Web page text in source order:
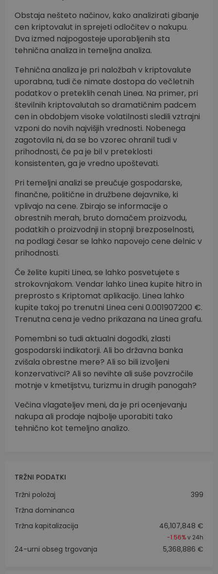
Obstaja nešteto načinov, kako analizirati gibanje
cen kriptovalut in sprejeti odločitev o nakupu.
Dva izmed najpogosteje uporabljenih sta
tehnična analiza in temeljna analiza.
Tehnična analiza je pri naložbah v kriptovalute
uporabna, tudi če nimate dostopa do večletnih
podatkov o preteklih cenah Linea. Na primer, pri
številnih kriptovalutah so dramatičnim padcem
cen in obdobjem visoke volatilnosti sledili vztrajni
vzponi do novih najvišjih vrednosti. Nobenega
zagotovila ni, da se bo vzorec ohranil tudi v
prihodnosti, če pa je bil v preteklosti
konsistenten, ga je vredno upoštevati.
Pri temeljni analizi se preučuje gospodarske,
finančne, politične in družbene dejavnike, ki
vplivajo na cene. Zbirajo se informacije o
obrestnih merah, bruto domačem proizvodu,
podatkih o proizvodnji in stopnji brezposelnosti,
na podlagi česar se lahko napovejo cene delnic v
prihodnosti.
Če želite kupiti Linea, se lahko posvetujete s
strokovnjakom. Vendar lahko Linea kupite hitro in
preprosto s Kriptomat aplikacijo. Linea lahko
kupite takoj po trenutni Linea ceni 0.001907200 €.
Trenutna cena je vedno prikazana na Linea grafu.
Pomembni so tudi aktualni dogodki, zlasti
gospodarski indikatorji. Ali bo državna banka
zvišala obrestne mere? Ali so bili izvoljeni
konzervativci? Ali so nevihte ali suše povzročile
motnje v kmetijstvu, turizmu in drugih panogah?
Večina vlagateljev meni, da je pri ocenjevanju
nakupa ali prodaje najbolje uporabiti tako
tehnično kot temeljno analizo.
TRŽNI PODATKI
Tržni položaj
399
Tržna dominanca
Tržna kapitalizacija
46,107,848 €
-1.56%v 24h
24-urni obseg trgovanja 5,368,886 €